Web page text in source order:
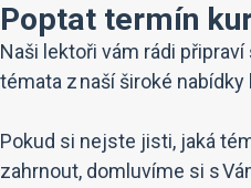
Poptat termín
Naši lektoři vám rádi
témata z naší široké nabídky
Pokud si nejste jisti, jaká
zahrnout, domluvíme si s